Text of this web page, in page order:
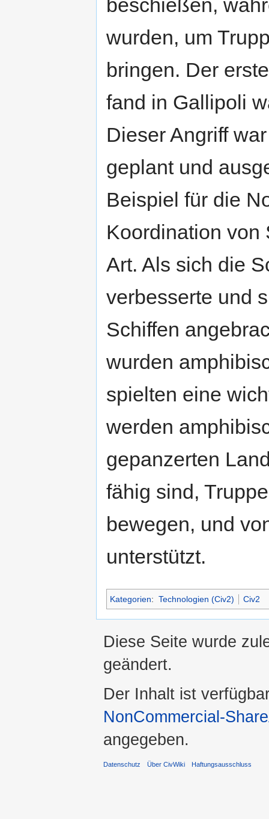
beschießen,
wurden, um
bringen. Der
fand in Gallipoli
Dieser Angriff
geplant und
Beispiel für die
Koordination von
Art. Als sich die
verbesserte und
Schiffen
wurden
spielten eine
werden
gepanzerten
fähig sind,
bewegen, und
unterstützt.
Kategorien: Technologien (Civ2) Civ2
Diese Seite wurde
geändert.
Der Inhalt ist
NonCommercial-
angegeben.
Datenschutz Über CivWiki Haftungsausschluss